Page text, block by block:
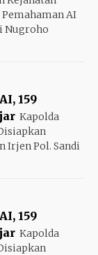
AI
Nugroho
159
Kapolda
Irjen Pol. Sandi
159
Kapolda